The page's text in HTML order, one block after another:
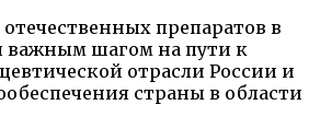
препаратов в
важным шагом на пути к
отрасли России и
страны в области